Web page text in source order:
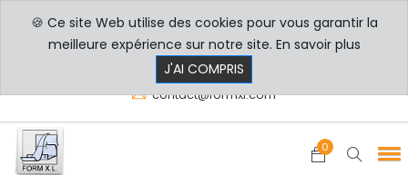
PROFESSIONNELS PARTICULIERS
contact@formxl.com
0
🍪 Ce site Web utilise des cookies pour vous garantir la
meilleure expérience sur notre site. En savoir plus
J'AI COMPRIS